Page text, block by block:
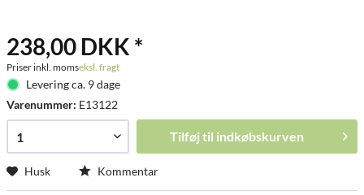
238,00 DKK *
Priser inkl. momseksl. fragt
Levering ca. 9 dage
Varenummer: E13122
Tilføj til indkøbskurven
Husk Kommentar